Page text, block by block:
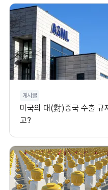
게시글
미국의 대(對)중국 수출 규
고?